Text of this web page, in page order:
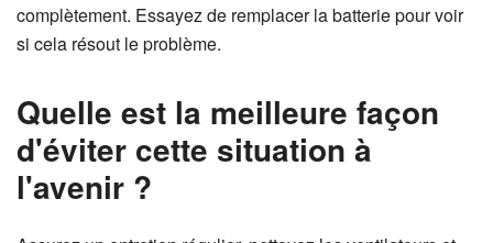
complètement. Essayez de remplacer la batterie pour voir
si cela résout le problème.
Quelle est la meilleure façon
d'éviter cette situation à
l'avenir ?